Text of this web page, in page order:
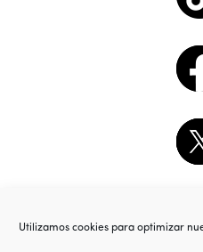
Utilizamos cookies para optimizar